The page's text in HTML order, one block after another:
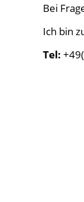
Bei
Ich bin
Tel: